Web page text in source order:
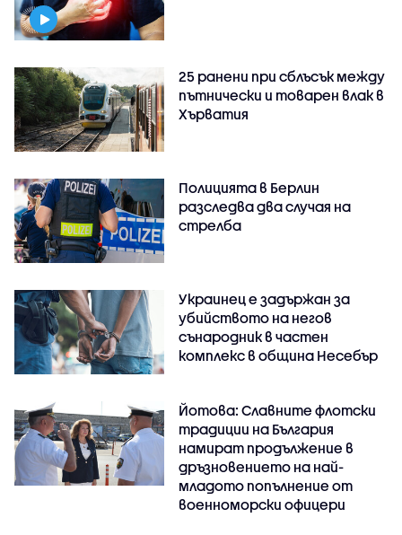
25 ранени при сблъсък между
пътнически и товарен влак в
Хърватия
Полицията в Берлин
разследва два случая на
стрелба
Украинец е задържан за
убийството на негов
сънародник в частен
комплекс в община Несебър
Йотова: Славните флотски
традиции на България
намират продължение в
дръзновението на най-
младото попълнение от
военноморски офицери